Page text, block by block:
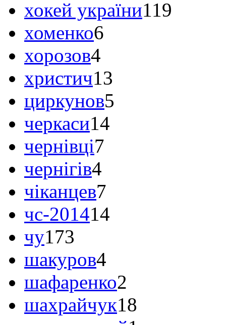
хокей україни119
хоменко6
хорозов4
христич13
циркунов5
черкаси14
чернівці7
чернігів4
чіканцев7
чс-201414
чу173
шакуров4
шафаренко2
шахрайчук18